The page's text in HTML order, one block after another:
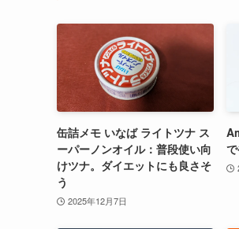
缶詰メモ いなば ライトツナ ス
ーパーノンオイル：普段使い向
けツナ。ダイエットにも良さそ
う
2025年12月7日